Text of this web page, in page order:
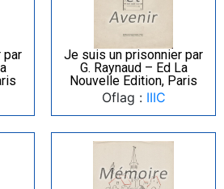
par
Je suis un prisonnier par
G. Raynaud – Ed La
Nouvelle Edition, Paris
Oflag : IIIC